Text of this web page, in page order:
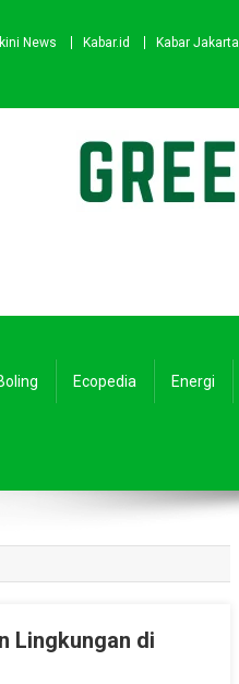
News Kabar.id Kabar Jakarta
Ecopedia Energi
Lingkungan di